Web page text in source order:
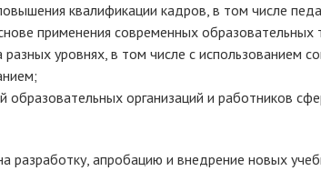
квалификации кадров, в том числе
применения современных образовательных
уровнях, в том числе с использованием
организаций и работников
разработку, апробацию и внедрение новых